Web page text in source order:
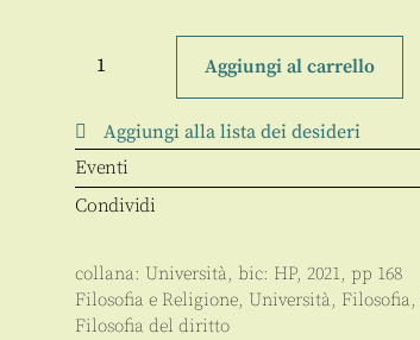
seminari
del
diritto
quantità
Aggiungi al carrello
Aggiungi alla lista dei desideri
Eventi
Condividi
collana: Università, bic: HP, 2021, pp 168
Filosofia e Religione, Università, Filosofia,
Filosofia del diritto